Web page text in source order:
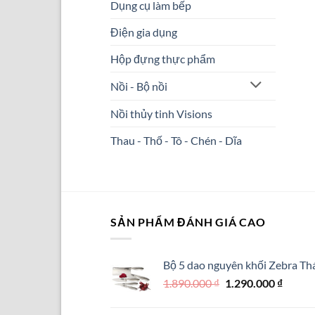
Dụng cụ làm bếp
Điện gia dụng
Hộp đựng thực phẩm
Nồi - Bộ nồi
Nồi thủy tinh Visions
Thau - Thố - Tô - Chén - Dĩa
SẢN PHẨM ĐÁNH GIÁ CAO
Bộ 5 dao nguyên khối Zebra
1.890.000₫ Giá
1.290.000 ₫Giá